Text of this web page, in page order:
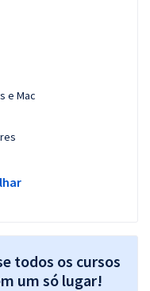
e Mac
todos os cursos
um só lugar!